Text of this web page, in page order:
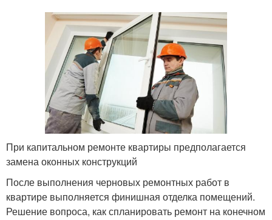
При капитальном ремонте квартиры предполагается
замена оконных конструкций
После выполнения черновых ремонтных работ в
квартире выполняется финишная отделка помещений.
Решение вопроса, как спланировать ремонт на конечном